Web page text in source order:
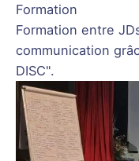
Formation
Formation entre
communication
DISC".